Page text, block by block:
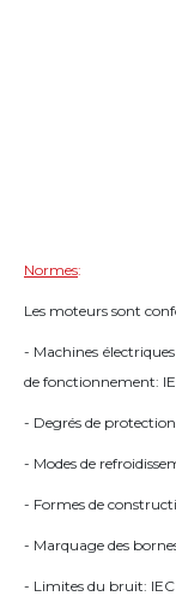
Normes:
Les moteurs sont
- Machines
de fonctionnement:
- Degrés de
- Modes de
- Formes de
- Marquage des
- Limites du bruit: